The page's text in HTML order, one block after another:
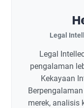
Legal
Legal
pengalaman
Kekayaan
merek, analisis